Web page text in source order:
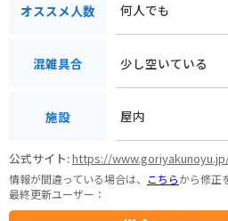
オススメ人数 何人でも
混雑具合 少し空いている
施設 屋内
公式サイト:https://
情報が間違っている場合は、 こちらから修正
最終更新ユーザー：